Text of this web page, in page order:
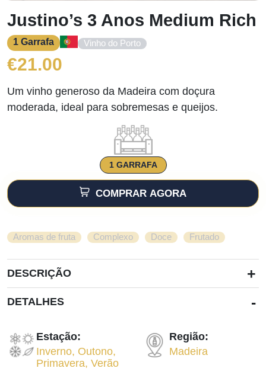
Justino’s 3 Anos Medium Rich
1 Garrafa Vinho do Porto
€21.00
Um vinho generoso da Madeira com doçura
moderada, ideal para sobremesas e queijos.
1 GARRAFA
COMPRAR AGORA
Aromas de fruta Complexo Doce Frutado
DESCRIÇÃO +
DETALHES -
Estação:
Inverno, Outono,
Primavera,Verão
Região:
Madeira